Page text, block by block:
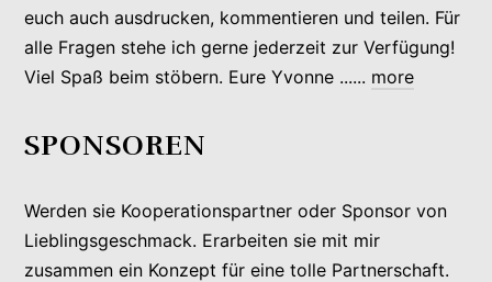
euch auch ausdrucken, kommentieren und teilen. Für
alle Fragen stehe ich gerne jederzeit zur Verfügung!
Viel Spaß beim stöbern. Eure Yvonne ...... more
SPONSOREN
Werden sie Kooperationspartner oder Sponsor von
Lieblingsgeschmack. Erarbeiten sie mit mir
zusammen ein Konzept für eine tolle Partnerschaft.